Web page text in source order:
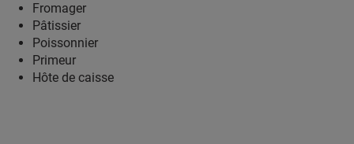
Fromager
Pâtissier
Poissonnier
Primeur
Hôte de caisse